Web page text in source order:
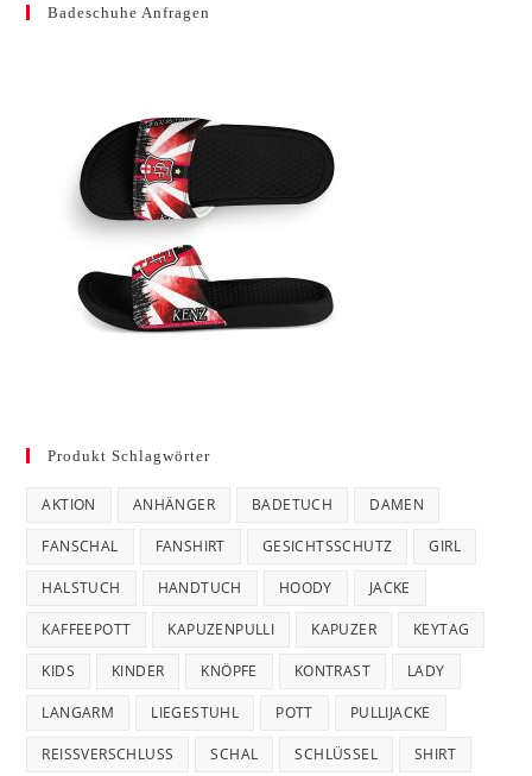
Badeschuhe Anfragen
Produkt Schlagwörter
AKTION ANHÄNGER BADETUCH DAMEN
FANSCHAL FANSHIRT GESICHTSSCHUTZ GIRL
HALSTUCH HANDTUCH HOODY JACKE
KAFFEEPOTT KAPUZENPULLI KAPUZER KEYTAG
KIDS KINDER KNÖPFE KONTRAST LADY
LANGARM LIEGESTUHL POTT PULLIJACKE
REISSVERSCHLUSS SCHAL SCHLÜSSEL SHIRT